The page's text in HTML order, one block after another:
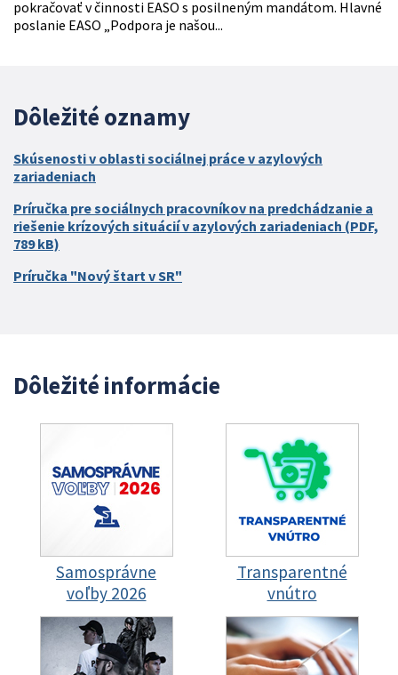
pokračovať v činnosti EASO s posilneným mandátom. Hlavné
poslanie EASO „Podpora je našou...
Dôležité oznamy
Skúsenosti v oblasti sociálnej práce v azylových
zariadeniach
Príručka pre sociálnych pracovníkov na predchádzanie a
riešenie krízových situácií v azylových zariadeniach (PDF,
789 kB)
Príručka "Nový štart v SR"
Dôležité informácie
Samosprávne
voľby 2026
Transparentné
vnútro